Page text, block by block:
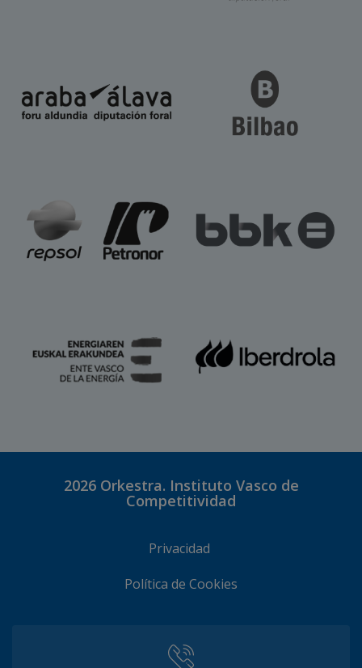
2026 Orkestra. Instituto Vasco de
Competitividad
Privacidad
Política de Cookies